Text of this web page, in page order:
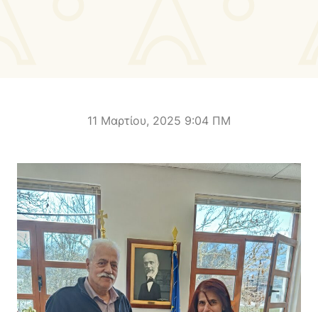
Αποκορώνα Χανίων
Δήμοσιο Ι.Ε.Κ
Αποκορώνου
ΔΗΜΟΤΙΚΗ ΠΙΝΑΚΟΘΗΚΗ
ΦΡΕ
Κέντρο Κοινότητας
Βοήθεια στο Σπίτι
Λαογραφικό Μουσείο
Γαβολοχωρίου
11 Μαρτίου, 2025 9:04 ΠΜ